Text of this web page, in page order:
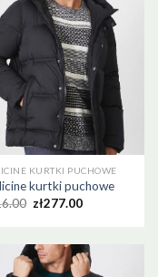
KURTKI PUCHOWE
kurtki puchowe
zł277.00